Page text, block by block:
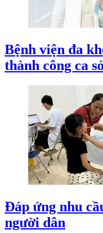
Bệnh viện đa
thành công ca
Đáp ứng nhu
người dân